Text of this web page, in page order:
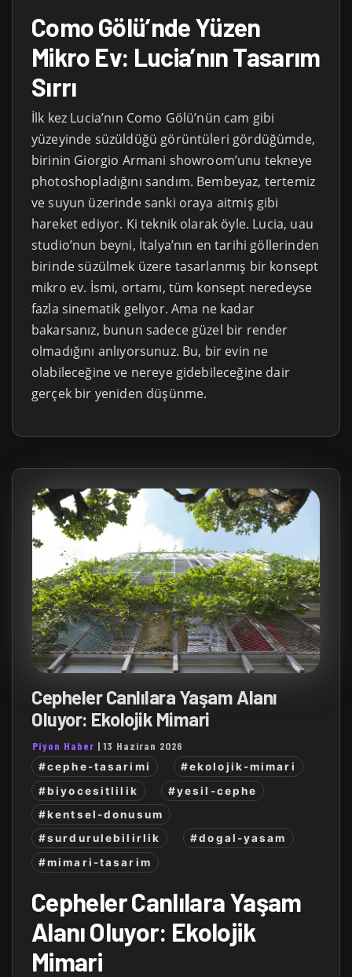
Como Gölü’nde Yüzen
Mikro Ev: Lucia’nın Tasarım
Sırrı
İlk kez Lucia’nın Como Gölü’nün cam gibi
yüzeyinde süzüldüğü görüntüleri gördüğümde,
birinin Giorgio Armani showroom’unu tekneye
photoshopladığını sandım. Bembeyaz, tertemiz
ve suyun üzerinde sanki oraya aitmiş gibi
hareket ediyor. Ki teknik olarak öyle. Lucia, uau
studio’nun beyni, İtalya’nın en tarihi göllerinden
birinde süzülmek üzere tasarlanmış bir konsept
mikro ev. İsmi, ortamı, tüm konsept neredeyse
fazla sinematik geliyor. Ama ne kadar
bakarsanız, bunun sadece güzel bir render
olmadığını anlıyorsunuz. Bu, bir evin ne
olabileceğine ve nereye gidebileceğine dair
gerçek bir yeniden düşünme.
Cepheler Canlılara Yaşam Alanı
Oluyor: Ekolojik Mimari
Piyon Haber |13 Haziran 2026
#cephe-tasarimi
#ekolojik-mimari
#biyocesitlilik
#yesil-cephe
#kentsel-donusum
#surdurulebilirlik
#dogal-yasam
#mimari-tasarim
Cepheler Canlılara Yaşam
Alanı Oluyor: Ekolojik
Mimari